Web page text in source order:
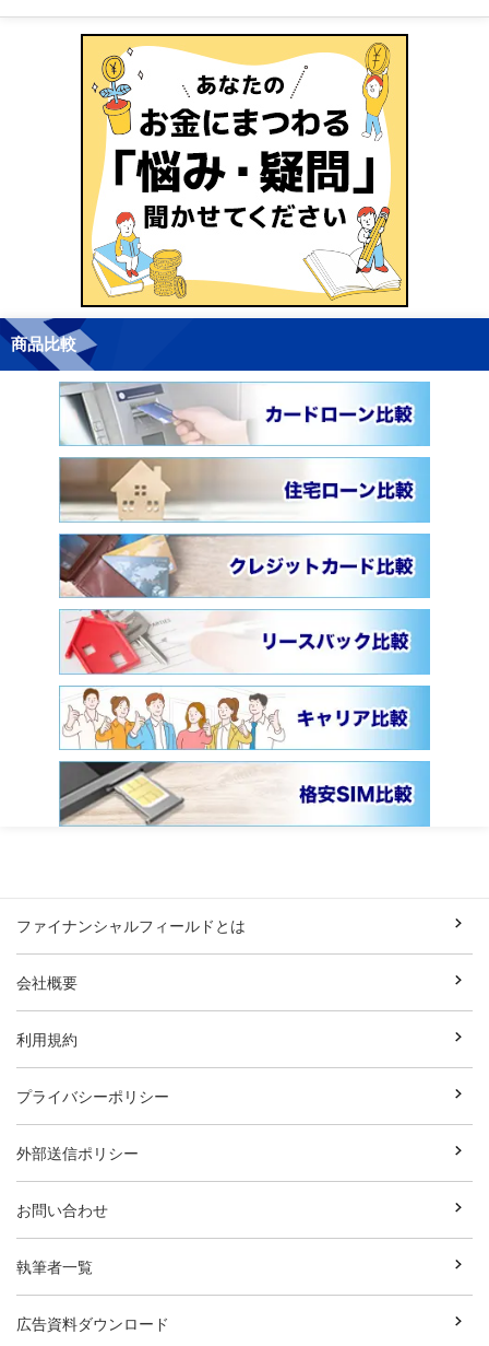
商品比較
ファイナンシャルフィールドとは
会社概要
利用規約
プライバシーポリシー
外部送信ポリシー
お問い合わせ
執筆者一覧
広告資料ダウンロード